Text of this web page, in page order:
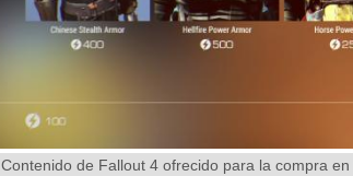
Contenido de Fallout 4 ofrecido para la compra